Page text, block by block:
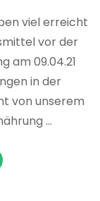
viel erreicht
vor der
am 09.04.21
in der
von unserem
…